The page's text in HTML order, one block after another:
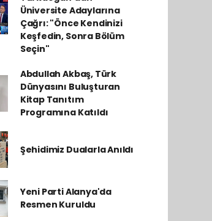
Üniversite Adaylarına
Çağrı: "Önce Kendinizi
Keşfedin, Sonra Bölüm
Seçin"
Abdullah Akbaş, Türk
Dünyasını Buluşturan
Kitap Tanıtım
Programına Katıldı
Şehidimiz Dualarla Anıldı
Yeni Parti Alanya'da
Resmen Kuruldu